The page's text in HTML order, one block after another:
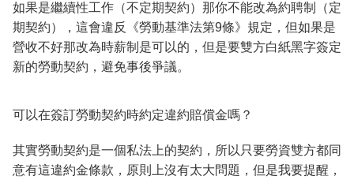
如果是繼續性工作（不定期契約）那你不能改為約聘制（定
期契約），這會違反《勞動基準法第9條》規定，但如果是
營收不好那改為時薪制是可以的，但是要雙方白紙黑字簽定
新的勞動契約，避免事後爭議。
可以在簽訂勞動契約時約定違約賠償金嗎？
其實勞動契約是一個私法上的契約，所以只要勞資雙方都同
意有這違約金條款，原則上沒有太大問題，但是我要提醒，